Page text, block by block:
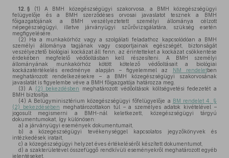
12. § (1) A BMH közegészségügyi szakorvosa, a BMH közegészségügyi
felügyelője és a BMH szerződéses orvosai javaslatot tesznek a BMH
főigazgatójának a BMH veszélyeztetett személyi állománya célzott
népegészségügyi, illetve járványügyi szűrővizsgálatára, szükség esetén
megfigyelésére.
(2) Ha a munkakörhöz vagy a szolgálati feladathoz kapcsolódóan a BMH
személyi állománya tagjának vagy csoportjainak egészségét, biztonságát
veszélyeztető biológiai kockázat áll fenn, az érintetteket a kockázat csökkentése
érdekében megfelelő védőoltásban kell részesíteni. A BMH személyi
állományának munkakörhöz kötött kötelező védőoltásait a biológiai
kockázatértékelés eredménye alapján – figyelemmel az
NM rendeletben
meghatározott rendelkezésekre – a BMH közegészségügyi szakorvosának
javaslatát is figyelembe véve a BMH főigazgatója határozza meg.
(3) A (2) bekezdésben
meghatározott védőoltások költségvetési fedezetét a
BMH biztosítja.
(4) A Belügyminisztérium közegészségügyi főfelügyelője a BM rendelet 4. §
(2) bekezdésében meghatározottakon túl – a személyes adatok kivételével –
jogosult megismerni a BMH-nál keletkezett, közegészségügyi tárgyú
dokumentumokat, így különösen:
a) a járványügyi események dokumentumait,
b) a közegészségügyi tevékenységgel kapcsolatos jegyzőkönyvek és
intézkedések iratait,
c) a közegészségügyi helyzet éves értékeléséről készített dokumentumot,
d) a szakterületével összefüggő rendkívüli eseményekről meghatározott egyéb
jelentéseket,